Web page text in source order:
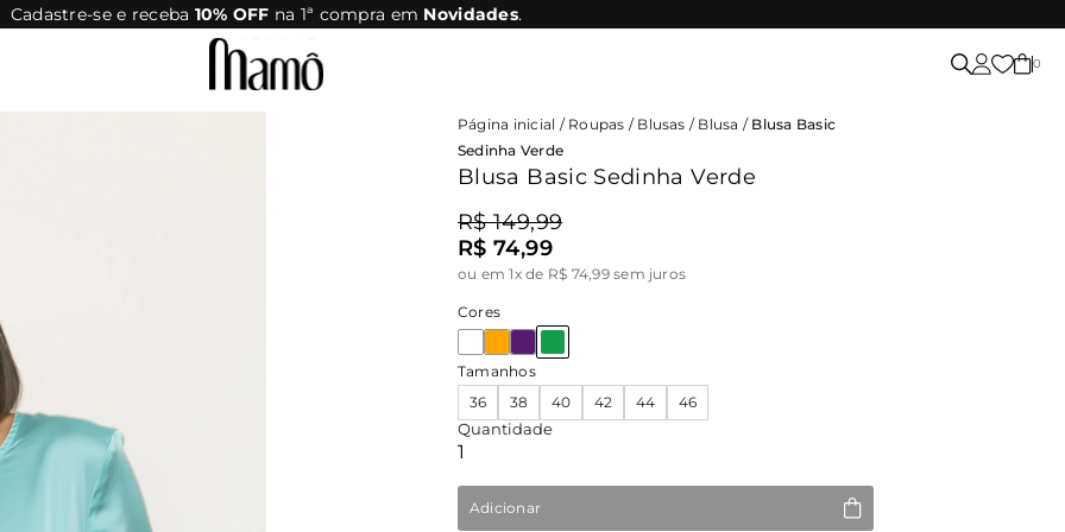
Cadastre-se e receba 10% OFF na 1ª compra em Novidades.
0
Página inicial / Roupas / Blusas / Blusa / Blusa Basic
Sedinha Verde
Blusa Basic Sedinha Verde
R$ 149,99
R$ 74,99
ou em 1x de R$ 74,99 sem juros
Cores
Tamanhos
36
38 40 42 44 46
Quantidade
Adicionar